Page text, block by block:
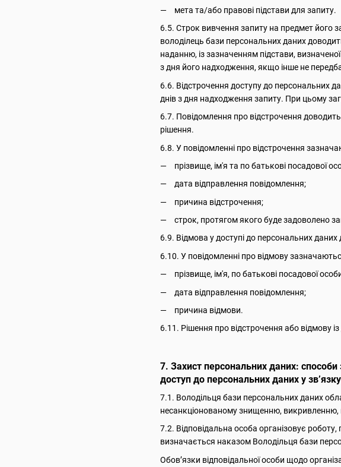
мета та/або правові підстави для запиту.
6.5. Строк вивчення запиту на предмет його
володілець бази персональних даних
наданню, із зазначенням підстави,
з дня його надходження, якщо інше не
6.6. Відстрочення доступу до персональних
днів з дня надходження запиту. При цьому
6.7. Повідомлення про відстрочення
рішення.
6.8. У повідомленні про відстрочення
прізвище, ім'я та по батькові посадової
дата відправлення повідомлення;
причина відстрочення;
строк, протягом якого буде задоволено
6.9. Відмова у доступі до персональних
6.10. У повідомленні про відмову
прізвище, ім'я, по батькові посадової
дата відправлення повідомлення;
причина відмови.
6.11. Рішення про відстрочення або відмову
7. Захист персональних даних:
доступ до персональних даних у
7.1. Володільця бази персональних даних
несанкціонованому знищенню, викривленню,
7.2. Відповідальна особа організовує
визначається наказом Володільця бази
Обов’язки відповідальної особи щодо